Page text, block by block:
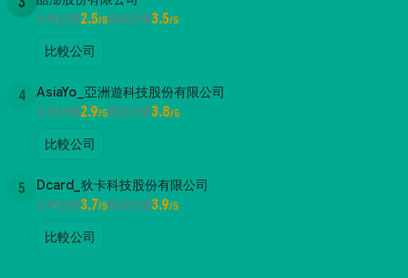
公司評價2.5/5面試評價3.5/5
比較公司
4 AsiaYo_亞洲遊科技股份有限公司
公司評價2.9/5面試評價3.8/5
比較公司
5 Dcard_狄卡科技股份有限公司
公司評價3.7/5面試評價3.9/5
比較公司